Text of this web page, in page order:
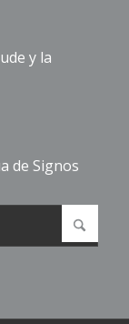
y la
de Signos